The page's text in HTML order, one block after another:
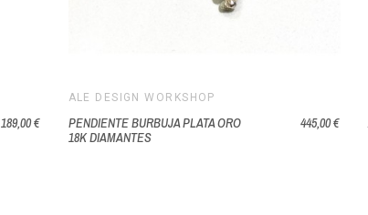
189,00 €
ALE DESIGN WORKSHOP
PENDIENTE BURBUJA PLATA ORO
18K DIAMANTES
445,00 €